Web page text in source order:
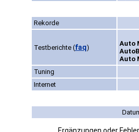
Rekorde
Testberichte (faq)
Auto
Auto
Tuning
Internet